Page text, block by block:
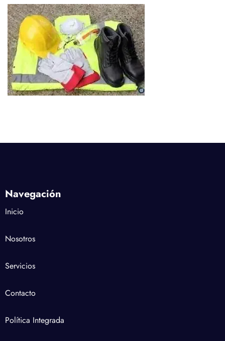
Navegación
Inicio
Nosotros
Servicios
Contacto
Política Integrada